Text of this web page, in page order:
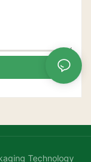
Technology